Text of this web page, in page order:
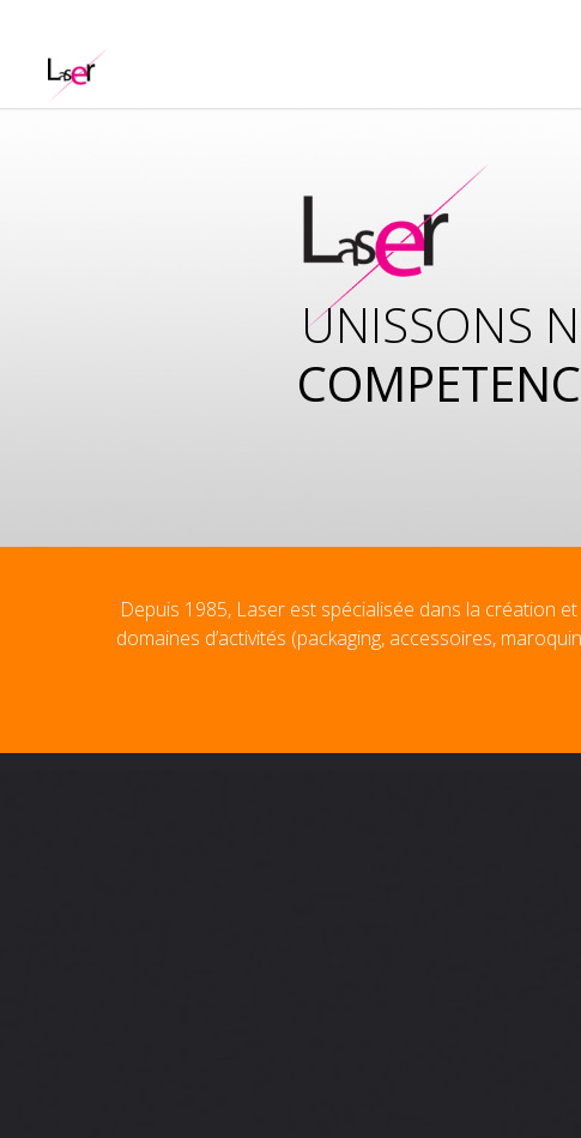
UNISSONS
Depuis 1985, Laser est spécialisée dans la création
domaines d’activités (packaging, accessoires,